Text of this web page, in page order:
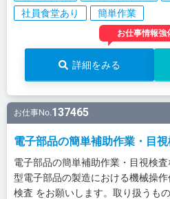
社員食堂あり
簡単作業
お仕事情報強
詳細をみる
お仕事No.137465
電子部品の簡単補助作業・目
電子部品の簡単補助作業・目視検
型電子部品の製造における機械操
検査 をお願いします。取り扱うも